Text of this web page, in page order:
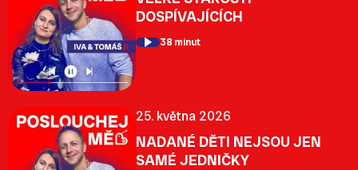
DOSPÍVAJÍCÍCH
38 minut
25. května 2026
NADANÉ DĚTI NEJSOU JEN
SAMÉ JEDNIČKY